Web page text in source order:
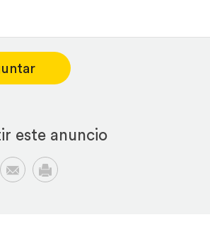
este anuncio
en Facebook
en Twitter
Compartir por email
Imprimir